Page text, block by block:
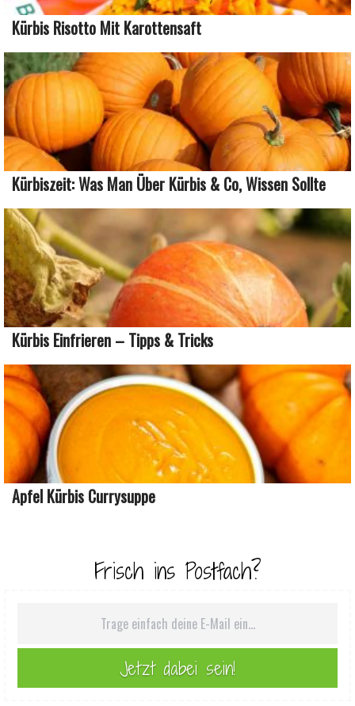
Kürbis Risotto Mit Karottensaft
Kürbiszeit: Was Man Über Kürbis & Co, Wissen Sollte
Kürbis Einfrieren – Tipps & Tricks
Apfel Kürbis Currysuppe
Frisch ins Postfach?